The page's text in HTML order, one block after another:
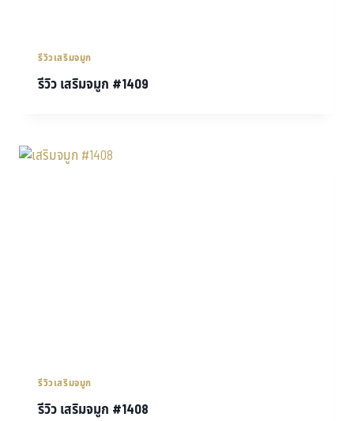
รีวิวเสริมจมูก
รีวิว เสริมจมูก #1409
รีวิวเสริมจมูก
รีวิว เสริมจมูก #1408